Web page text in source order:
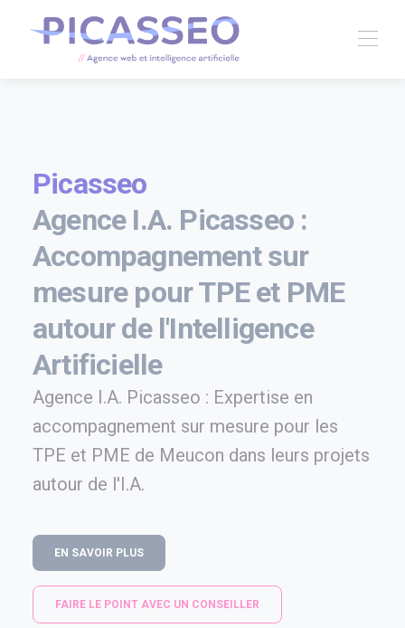
Picasseo
Agence I.A. Picasseo :
Accompagnement sur
mesure pour TPE et PME
autour de l'Intelligence
Artificielle
Agence I.A. Picasseo : Expertise en
accompagnement sur mesure pour les
TPE et PME de Meucon dans leurs projets
autour de l'I.A.
EN SAVOIR PLUS
FAIRE LE POINT AVEC UN CONSEILLER